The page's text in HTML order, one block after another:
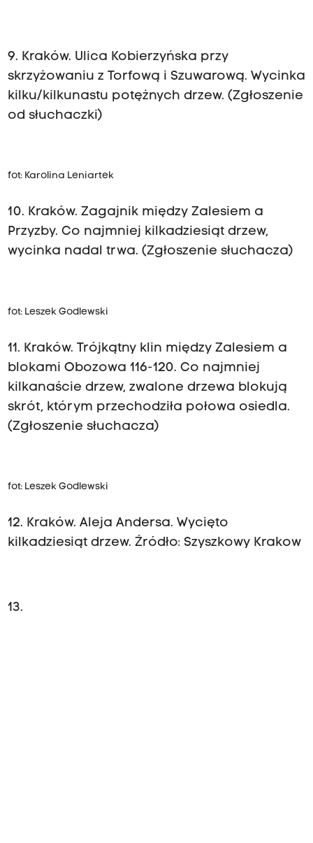
9. Kraków. Ulica Kobierzyńska przy
skrzyżowaniu z Torfową i Szuwarową. Wycinka
kilku/kilkunastu potężnych drzew. (Zgłoszenie
od słuchaczki)
fot: Karolina Leniartek
10. Kraków. Zagajnik między Zalesiem a
Przyzby. Co najmniej kilkadziesiąt drzew,
wycinka nadal trwa. (Zgłoszenie słuchacza)
fot: Leszek Godlewski
11. Kraków. Trójkątny klin między Zalesiem a
blokami Obozowa 116-120. Co najmniej
kilkanaście drzew, zwalone drzewa blokują
skrót, którym przechodziła połowa osiedla.
(Zgłoszenie słuchacza)
fot: Leszek Godlewski
12. Kraków. Aleja Andersa. Wycięto
kilkadziesiąt drzew. Źródło: Szyszkowy Krakow
13.